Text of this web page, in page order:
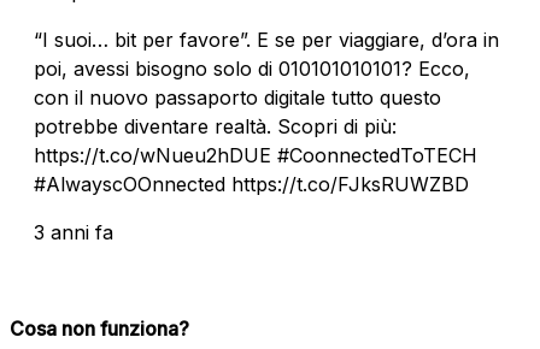
“I suoi… bit per favore”. E se per viaggiare, d’ora in
poi, avessi bisogno solo di 010101010101? Ecco,
con il nuovo passaporto digitale tutto questo
potrebbe diventare realtà. Scopri di più:
https://t.co/wNueu2hDUE #CoonnectedToTECH
#AlwayscOOnnected https://t.co/FJksRUWZBD
3 anni fa
Cosa non funziona?